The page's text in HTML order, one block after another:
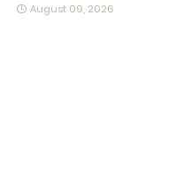
August 09, 2026